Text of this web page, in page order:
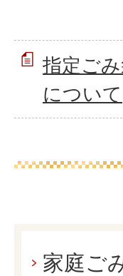
指定ご
について
家庭ご